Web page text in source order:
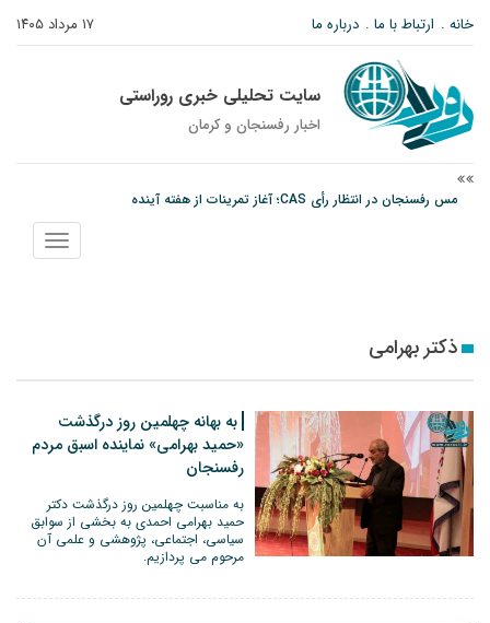
۱۷ مرداد ۱۴۰۵ خانه ارتباط با ما درباره ما
سایت تحلیلی خبری روراستی
اخبار رفسنجان و كرمان
مس رفسنجان در انتظار رأی CAS؛ آغاز تمرینات از هفته آینده
پیام رئیس کل دادگستری استان کرمان به مناسبت ۱۷ مردادماه سالروز شهادت شهید
نمایش
منو
ذکتر بهرامی
به بهانه چهلمین روز درگذشت
«حمید بهرامی» نماینده اسبق مردم
رفسنجان
به مناسبت چهلمین روز درگذشت دکتر
حمید بهرامی احمدی به بخشی از سوابق
سیاسی، اجتماعی، پژوهشی و علمی آن
مرحوم می پردازیم.